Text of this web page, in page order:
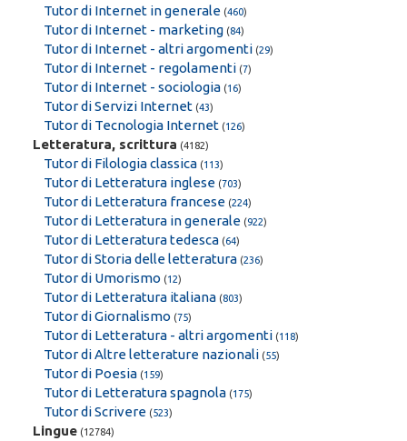
Tutor di Internet in generale (460)
Tutor di Internet - marketing (84)
Tutor di Internet - altri argomenti (29)
Tutor di Internet - regolamenti (7)
Tutor di Internet - sociologia (16)
Tutor di Servizi Internet (43)
Tutor di Tecnologia Internet (126)
Letteratura, scrittura (4182)
Tutor di Filologia classica (113)
Tutor di Letteratura inglese (703)
Tutor di Letteratura francese (224)
Tutor di Letteratura in generale (922)
Tutor di Letteratura tedesca (64)
Tutor di Storia delle letteratura (236)
Tutor di Umorismo (12)
Tutor di Letteratura italiana (803)
Tutor di Giornalismo (75)
Tutor di Letteratura - altri argomenti (118)
Tutor di Altre letterature nazionali (55)
Tutor di Poesia (159)
Tutor di Letteratura spagnola (175)
Tutor di Scrivere (523)
Lingue (12784)